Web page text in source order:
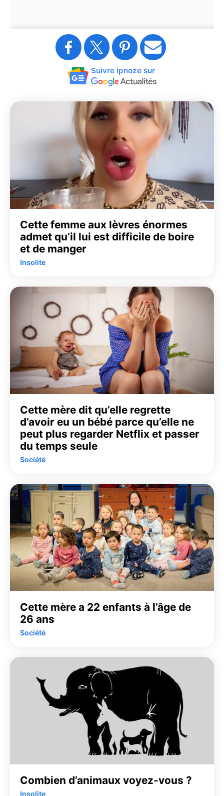
Suivre ipnoze sur
Cette femme aux lèvres énormes
admet qu’il lui est difficile de boire
et de manger
Insolite
Cette mère dit qu’elle regrette
d’avoir eu un bébé parce qu’elle ne
peut plus regarder Netflix et passer
du temps seule
Société
Cette mère a 22 enfants à l’âge de
26 ans
Société
Combien d’animaux voyez-vous ?
Insolite